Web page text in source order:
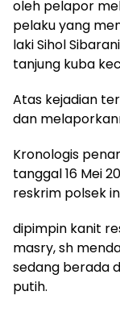
oleh pelapor
pelaku yang
laki Sihol
tanjung kuba
Atas kejadian
dan
Kronologis
tanggal 16 Mei
reskrim polsek
dipimpin kanit
masry, sh
sedang berada
putih.